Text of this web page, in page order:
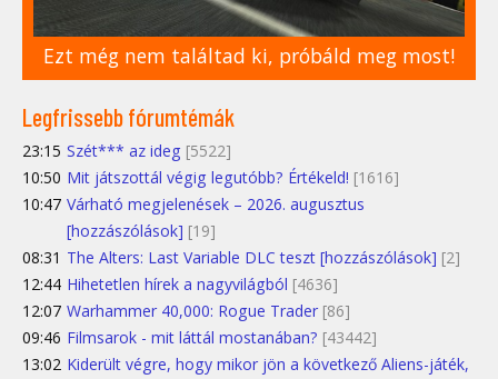
Ezt még nem találtad ki, próbáld meg most!
Legfrissebb fórumtémák
23:15 Szét*** az ideg [5522]
10:50 Mit játszottál végig legutóbb? Értékeld! [1616]
10:47 Várható megjelenések – 2026. augusztus
[hozzászólások] [19]
08:31 The Alters: Last Variable DLC teszt [hozzászólások] [2]
12:44 Hihetetlen hírek a nagyvilágból [4636]
12:07 Warhammer 40,000: Rogue Trader [86]
09:46 Filmsarok - mit láttál mostanában? [43442]
13:02 Kiderült végre, hogy mikor jön a következő Aliens-játék,